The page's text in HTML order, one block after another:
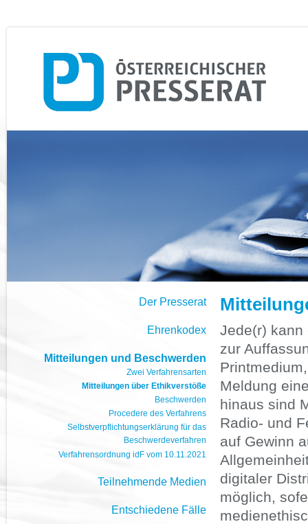
Der Presserat
Ehrenkodex
Mitteilungen und Beschwerden
Zwei Verfahrensarten
Mitteilungen über Ethikverstöße
Beschwerden
Procedere des Verfahrens
Selbstverpflichtungserklärung für das
Beschwerdeverfahren
Verfahrensordnung idF vom 10.11.2021
Teilnehmende Medien
Entschiedene Fälle
Jede(r) kann
zur
Meldung
hinaus sind
Radio- und
auf Gewinn
digitaler
möglich,